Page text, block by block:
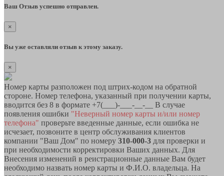
Ваш Отзыв успешно отправлен.
×
Вы уже оставляли отзыв к этому заказу.
×
Номер карты разположен под штрих-кодом на обратной
стороне. Номер телефона, указанный при получении карты,
вводится без 8 в формате +7(___)-___-__-__ В случае
появления ошибки "Неверный номер карты и/или номер
телефона" проверьте введенные данные, если ошибка не
исчезает, позвоните в центр обслуживания клиентов
компании "Ваш Дом" по номеру 310-000-3 для проверки и
при необходимости корректировки Ваших данных. Для
Внесения изменений в реистрационные данные Вам будет
необходимо назвать номер карты и Ф.И.О. владельца. На